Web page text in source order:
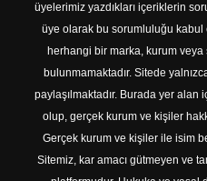
üyelerimiz yazdıkları içeriklerin
üye olarak bu sorumluluğu kabul
herhangi bir marka, kurum veya
bulunmamaktadır. Sitede
paylaşılmaktadır. Burada yer alan
olup, gerçek kurum ve kişiler
Gerçek kurum ve kişiler ile isim
Sitemiz, kar amacı gütmeyen ve